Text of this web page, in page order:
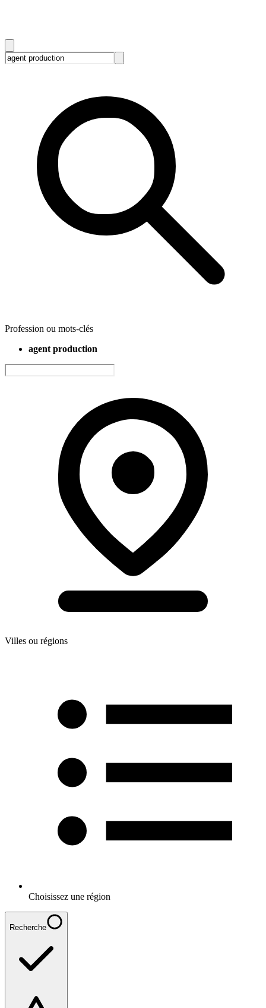
Profession ou mots-clés
agent production
Villes ou régions
Choisissez une région
Recherche